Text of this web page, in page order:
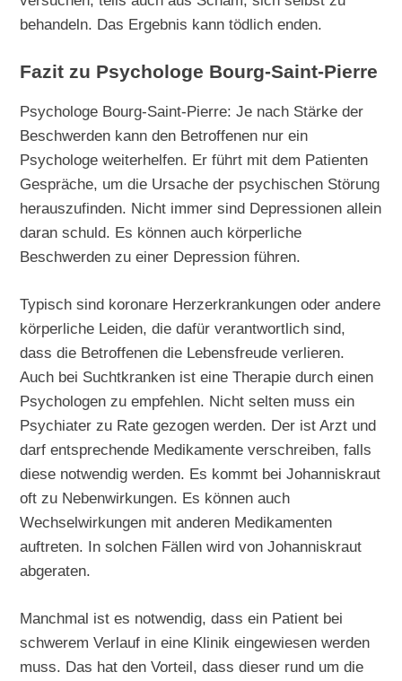
behandeln. Das Ergebnis kann tödlich enden.
Fazit zu Psychologe Bourg-Saint-Pierre
Psychologe Bourg-Saint-Pierre: Je nach Stärke der
Beschwerden kann den Betroffenen nur ein
Psychologe weiterhelfen. Er führt mit dem Patienten
Gespräche, um die Ursache der psychischen Störung
herauszufinden. Nicht immer sind Depressionen allein
daran schuld. Es können auch körperliche
Beschwerden zu einer Depression führen.
Typisch sind koronare Herzerkrankungen oder andere
körperliche Leiden, die dafür verantwortlich sind,
dass die Betroffenen die Lebensfreude verlieren.
Auch bei Suchtkranken ist eine Therapie durch einen
Psychologen zu empfehlen. Nicht selten muss ein
Psychiater zu Rate gezogen werden. Der ist Arzt und
darf entsprechende Medikamente verschreiben, falls
diese notwendig werden. Es kommt bei Johanniskraut
oft zu Nebenwirkungen. Es können auch
Wechselwirkungen mit anderen Medikamenten
auftreten. In solchen Fällen wird von Johanniskraut
abgeraten.
Manchmal ist es notwendig, dass ein Patient bei
schwerem Verlauf in eine Klinik eingewiesen werden
muss. Das hat den Vorteil, dass dieser rund um die